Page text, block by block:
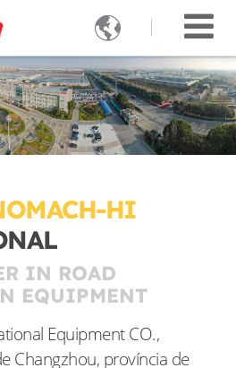

HI
IN ROAD
EQUIPMENT
Equipment CO.,
Changzhou, província de